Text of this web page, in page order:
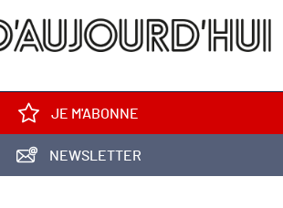
JE M'ABONNE
NEWSLETTER